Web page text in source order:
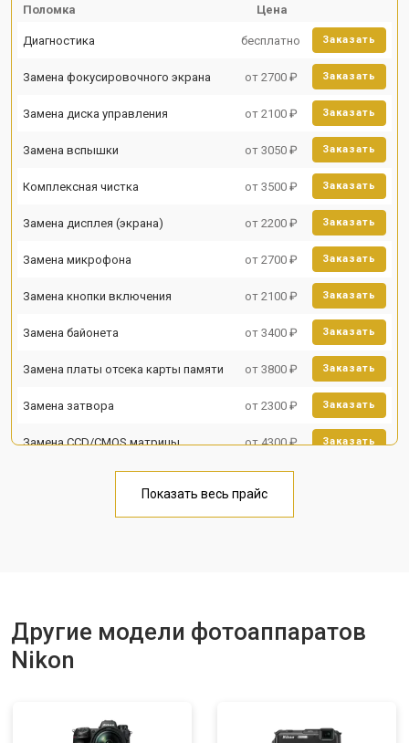
Поломка Цена
Диагностика бесплатно Заказать
Замена фокусировочного экрана от 2700 ₽ Заказать
Замена диска управления от 2100 ₽ Заказать
Замена вспышки от 3050 ₽ Заказать
Комплексная чистка от 3500 ₽ Заказать
Замена дисплея (экрана) от 2200 ₽ Заказать
Замена микрофона от 2700 ₽ Заказать
Замена кнопки включения от 2100 ₽ Заказать
Замена байонета от 3400 ₽ Заказать
Замена платы отсека карты памяти от 3800 ₽ Заказать
Замена затвора от 2300 ₽ Заказать
Замена CCD/CMOS матрицы от 4300 ₽ Заказать
Чистка матрицы от 3100 ₽
Показать весь прайс
Другие модели фотоаппаратов
Nikon